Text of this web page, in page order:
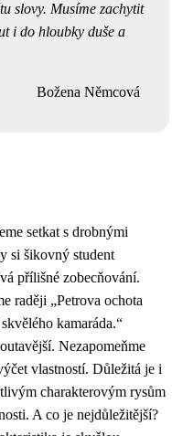
slovy. Musíme zachytit
i do hloubky duše a
Božena Němcová
setkat s drobnými
si šikovný student
přílišné zobecňování.
raději „Petrova ochota
kamaráda.“
Nezapomeňme
vlastností. Důležitá je i
charakterovým rysům
A co je nejdůležitější?